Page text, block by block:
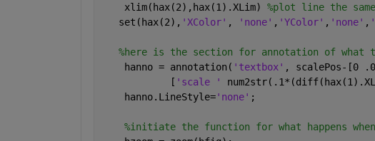
    xlim(hax(2),hax(1).XLim)
%plot line the
   set(hax(2),
'XColor' , 'none' , 'YColor' , 'none' ,
%here is the section for annotation of
    hanno = annotation(
'textbox' , scalePos-[0
            [
'scale '
    hanno.LineStyle=
'none' ;
%initiate the function for what happens when